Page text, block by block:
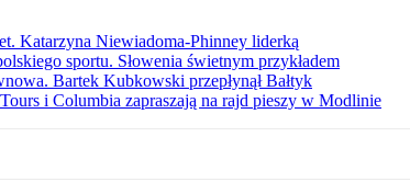
Katarzyna Niewiadoma-Phinney liderką
sportu. Słowenia świetnym przykładem
Bartek Kubkowski przepłynął Bałtyk
i Columbia zapraszają na rajd pieszy w Modlinie